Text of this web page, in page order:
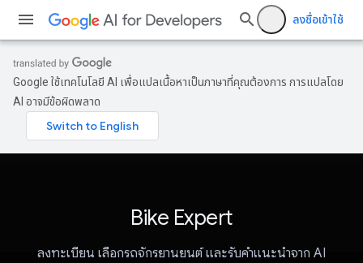
ลงชื่อเข้าใช้
Google ใช้เทคโนโลยี AI เพื่อแปลเนื้อหาเป็นภาษาที่คุณต้องการ การแปลโดย
AI อาจมีข้อผิดพลาด
Bike Expert
ลงทะเบียน เลือกรถจักรยานยนต์ และรับคำแนะนำจาก AI